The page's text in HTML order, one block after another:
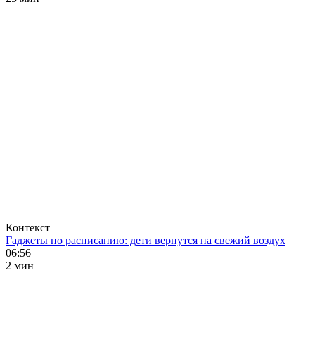
Контекст
Гаджеты по расписанию: дети вернутся на свежий воздух
06:56
2 мин